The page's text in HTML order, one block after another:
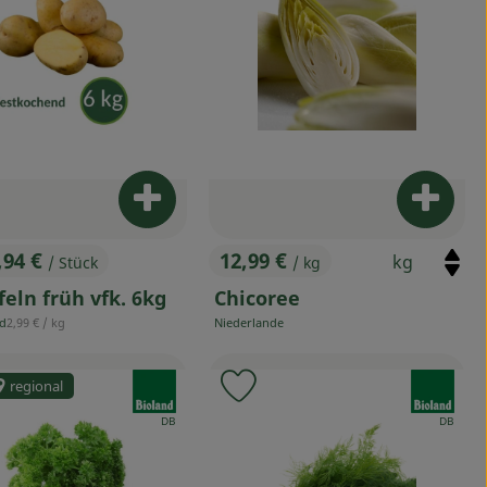
hinzufügen
€ / Stück
früh vfk. 6kg
, Referenzpreis:
2,99 € / kg
Produkt zum Warenkorb hinzufügen
, Preis:
12,99 € / kg
Chicoree
, Herkunft:
Niederlande
, Kontrollstelle:
DB
regionalzu Favouriten hinzufügen
,DB
Produkt zu Favouriten